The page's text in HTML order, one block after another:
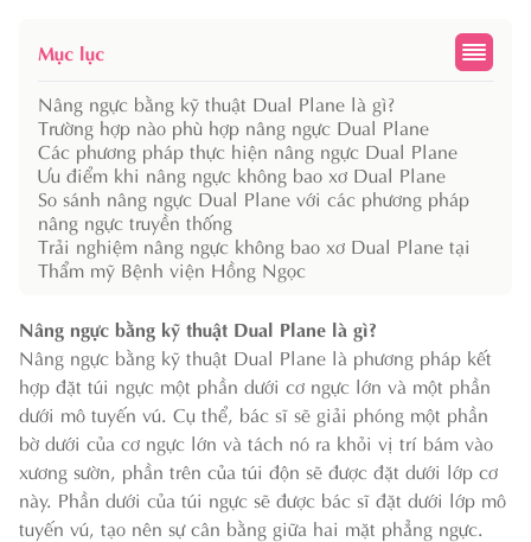
Mục lục
Nâng ngực bằng kỹ thuật Dual Plane là gì?
Trường hợp nào phù hợp nâng ngực Dual Plane
Các phương pháp thực hiện nâng ngực Dual Plane
Ưu điểm khi nâng ngực không bao xơ Dual Plane
So sánh nâng ngực Dual Plane với các phương pháp
nâng ngực truyền thống
Trải nghiệm nâng ngực không bao xơ Dual Plane tại
Thẩm mỹ Bệnh viện Hồng Ngọc
Nâng ngực bằng kỹ thuật Dual Plane là gì?
Nâng ngực bằng kỹ thuật Dual Plane là phương pháp kết
hợp đặt túi ngực một phần dưới cơ ngực lớn và một phần
dưới mô tuyến vú. Cụ thể, bác sĩ sẽ giải phóng một phần
bờ dưới của cơ ngực lớn và tách nó ra khỏi vị trí bám vào
xương sườn, phần trên của túi độn sẽ được đặt dưới lớp cơ
này. Phần dưới của túi ngực sẽ được bác sĩ đặt dưới lớp mô
tuyến vú, tạo nên sự cân bằng giữa hai mặt phẳng ngực.